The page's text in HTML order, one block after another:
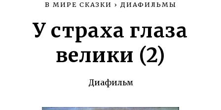
В МИРЕ СКАЗКИ › ДИАФИЛЬМЫ
У страха глаза
велики (2)
Диафильм